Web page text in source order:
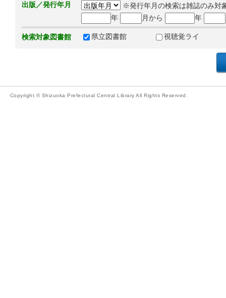
出版／発行年月
※発行年月の検索は雑誌のみ対
年
月から 年
検索対象図書館 県立図書館 視聴覚ライ
Copyright © Shizuoka Prefectural Central Library All Rights Reserved.